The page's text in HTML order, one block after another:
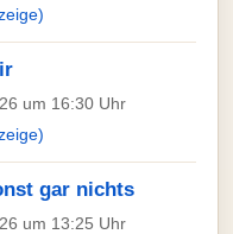
um 16:30 Uhr
gar nichts
um 13:25 Uhr